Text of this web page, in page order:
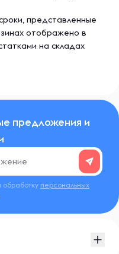
представленные
отображено в
на складах
предложения и
персональных